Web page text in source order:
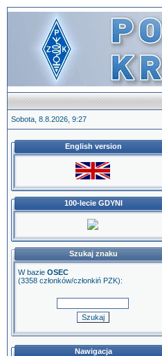
Sobota, 8.8.2026, 9:27
English version
100-lecie GDYNI
Szukaj znaku
W bazie OSEC
(3358 członków/członkiń PZK):
Nawigacja